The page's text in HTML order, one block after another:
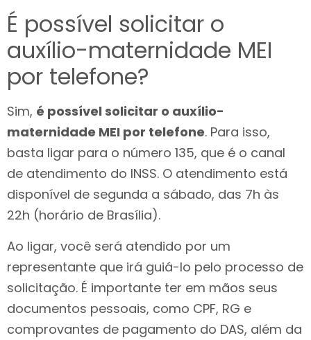
É possível solicitar o
auxílio-maternidade MEI
por telefone?
Sim, é possível solicitar o auxílio-
maternidade MEI por telefone. Para isso,
basta ligar para o número 135, que é o canal
de atendimento do INSS. O atendimento está
disponível de segunda a sábado, das 7h às
22h (horário de Brasília).
Ao ligar, você será atendido por um
representante que irá guiá-lo pelo processo de
solicitação. É importante ter em mãos seus
documentos pessoais, como CPF, RG e
comprovantes de pagamento do DAS, além da